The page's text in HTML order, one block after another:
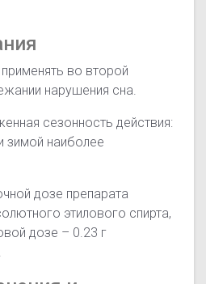
во второй
нарушения сна.
сезонность действия:
зимой наиболее
дозе препарата
этилового спирта,
дозе – 0.23 г